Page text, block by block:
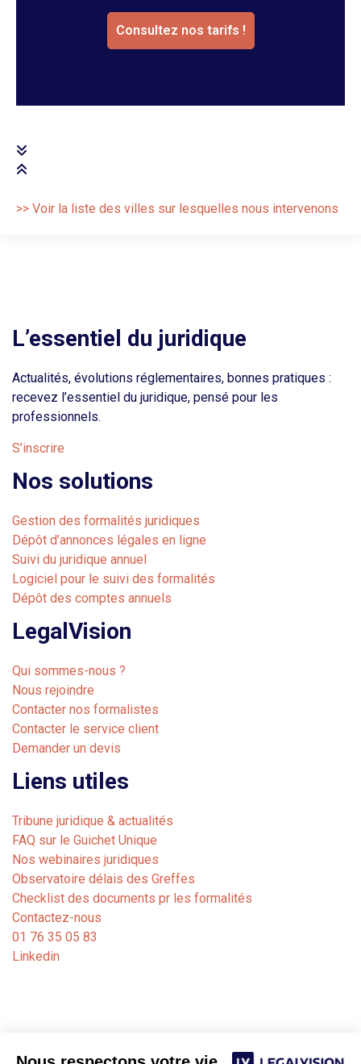
Consultez nos tarifs !
>> Voir la liste des villes sur lesquelles nous intervenons
L’essentiel du juridique
Actualités, évolutions réglementaires, bonnes pratiques :
recevez l’essentiel du juridique, pensé pour les
professionnels.
S’inscrire
Nos solutions
Gestion des formalités juridiques
Dépôt d’annonces légales en ligne
Suivi du juridique annuel
Logiciel pour le suivi des formalités
Dépôt des comptes annuels
LegalVision
Qui sommes-nous ?
Nous rejoindre
Contacter nos formalistes
Contacter le service client
Demander un devis
Liens utiles
Tribune juridique & actualités
FAQ sur le Guichet Unique
Nos webinaires juridiques
Observatoire délais des Greffes
Checklist des documents pr les formalités
Contactez-nous
01 76 35 05 83
Linkedin